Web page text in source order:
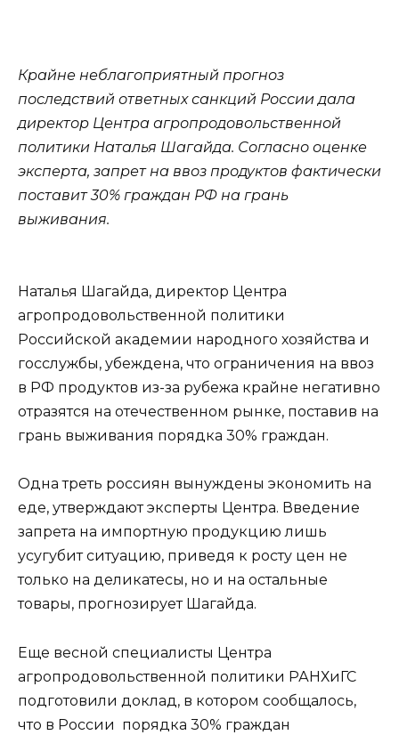
Крайне неблагоприятный прогноз
последствий ответных санкций России дала
директор Центра агропродовольственной
политики Наталья Шагайда. Согласно оценке
эксперта, запрет на ввоз продуктов фактически
поставит 30% граждан РФ на грань
выживания.
Наталья Шагайда, директор Центра
агропродовольственной политики
Российской академии народного хозяйства и
госслужбы, убеждена, что ограничения на ввоз
в РФ продуктов из-за рубежа крайне негативно
отразятся на отечественном рынке, поставив на
грань выживания порядка 30% граждан.
Одна треть россиян вынуждены экономить на
еде, утверждают эксперты Центра. Введение
запрета на импортную продукцию лишь
усугубит ситуацию, приведя к росту цен не
только на деликатесы, но и на остальные
товары, прогнозирует Шагайда.
Еще весной специалисты Центра
агропродовольственной политики РАНХиГС
подготовили доклад, в котором сообщалось,
что в России порядка 30% граждан